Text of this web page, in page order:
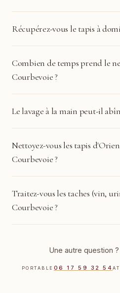
Récupérez-vous le tapis à
Combien de temps prend le
Courbevoie ?
Le lavage à la main peut-il
Nettoyez-vous les tapis
Courbevoie ?
Traitez-vous les taches (vin,
Courbevoie ?
Une autre question
PORTABLE 06 17 59 32 54